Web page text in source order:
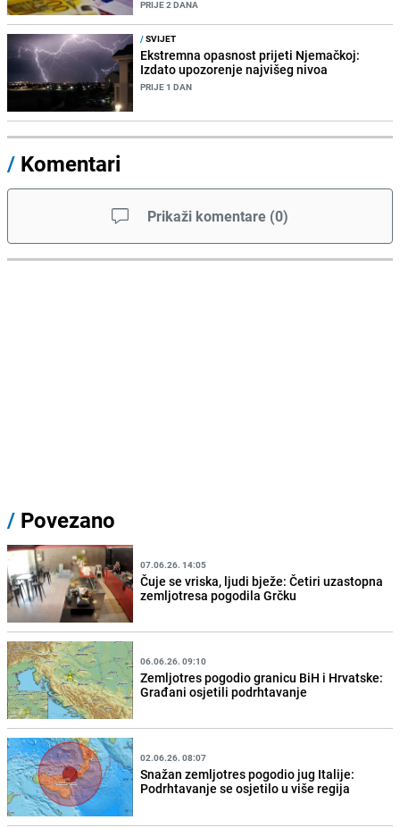
PRIJE 2 DANA
/SVIJET
Ekstremna opasnost prijeti Njemačkoj:
Izdato upozorenje najvišeg nivoa
PRIJE 1 DAN
/ Komentari
Prikaži komentare (0)
/ Povezano
07.06.26. 14:05
Čuje se vriska, ljudi bježe: Četiri uzastopna
zemljotresa pogodila Grčku
06.06.26. 09:10
Zemljotres pogodio granicu BiH i Hrvatske:
Građani osjetili podrhtavanje
02.06.26. 08:07
Snažan zemljotres pogodio jug Italije:
Podrhtavanje se osjetilo u više regija